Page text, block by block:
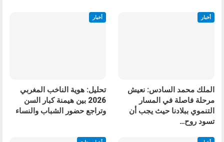
أخبار
الملك محمد السادس: نعيش
مرحلة فاصلة في المسار
التنموي ببلادنا حيث يجب أن
تسود روح…
أخبار
تحليل: هوية الناخب المغربي
2026 بين هيمنة كبار السن
وتراجع حضور الشباب والنساء